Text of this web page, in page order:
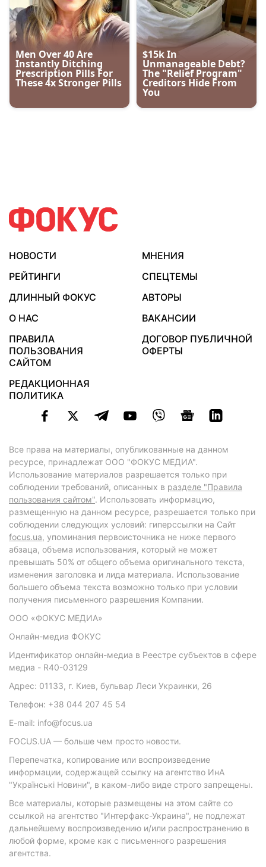
НОВОСТИ
МНЕНИЯ
РЕЙТИНГИ
СПЕЦТЕМЫ
ДЛИННЫЙ ФОКУС
АВТОРЫ
О НАС
ВАКАНСИИ
ПРАВИЛА
ПОЛЬЗОВАНИЯ
САЙТОМ
ДОГОВОР ПУБЛИЧНОЙ
ОФЕРТЫ
РЕДАКЦИОННАЯ
ПОЛИТИКА
Все права на материалы, опубликованные на данном
ресурсе, принадлежат ООО "ФОКУС МЕДИА".
Использование материалов разрешается только при
соблюдении требований, описанных в разделе "Правила
пользования сайтом". Использовать информацию,
размещенную на данном ресурсе, разрешается только при
соблюдении следующих условий: гиперссылки на Сайт
focus.ua, упоминания первоисточника не ниже первого
абзаца, объема использования, который не может
превышать 50% от общего объема оригинального текста,
изменения заголовка и лида материала. Использование
большего объема текста возможно только при условии
получения письменного разрешения Компании.
ООО «ФОКУС МЕДИА»
Онлайн-медиа ФОКУС
Идентификатор онлайн-медиа в Реестре субъектов в сфере
медиа - R40-03129
Адрес: 01133, г. Киев, бульвар Леси Украинки, 26
Телефон: +38 044 207 45 54
E-mail: info@focus.ua
FOCUS.UA — больше чем просто новости.
Перепечатка, копирование или воспроизведение
информации, содержащей ссылку на агентство ИнА
"Українські Новини", в каком-либо виде строго запрещены.
Все материалы, которые размещены на этом сайте со
ссылкой на агентство "Интерфакс-Украина", не подлежат
дальнейшему воспроизведению и/или распространению в
любой форме, кроме как с письменного разрешения
агентства.